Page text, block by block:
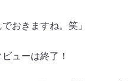
おきますね。笑」
ューは終了！